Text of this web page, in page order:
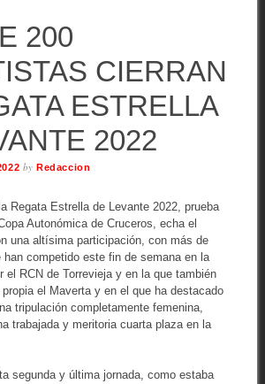
200
CIERRAN
ESTRELLA
2022
byRedaccion
Regata Estrella de Levante 2022, prueba
Autonómica de Cruceros, echa el
una altísima participación, con más de
han competido este fin de semana en la
el RCN de Torrevieja y en la que también
el Maverta y en el que ha destacado
tripulación completamente femenina,
trabajada y meritoria cuarta plaza en la
segunda y última jornada, como estaba